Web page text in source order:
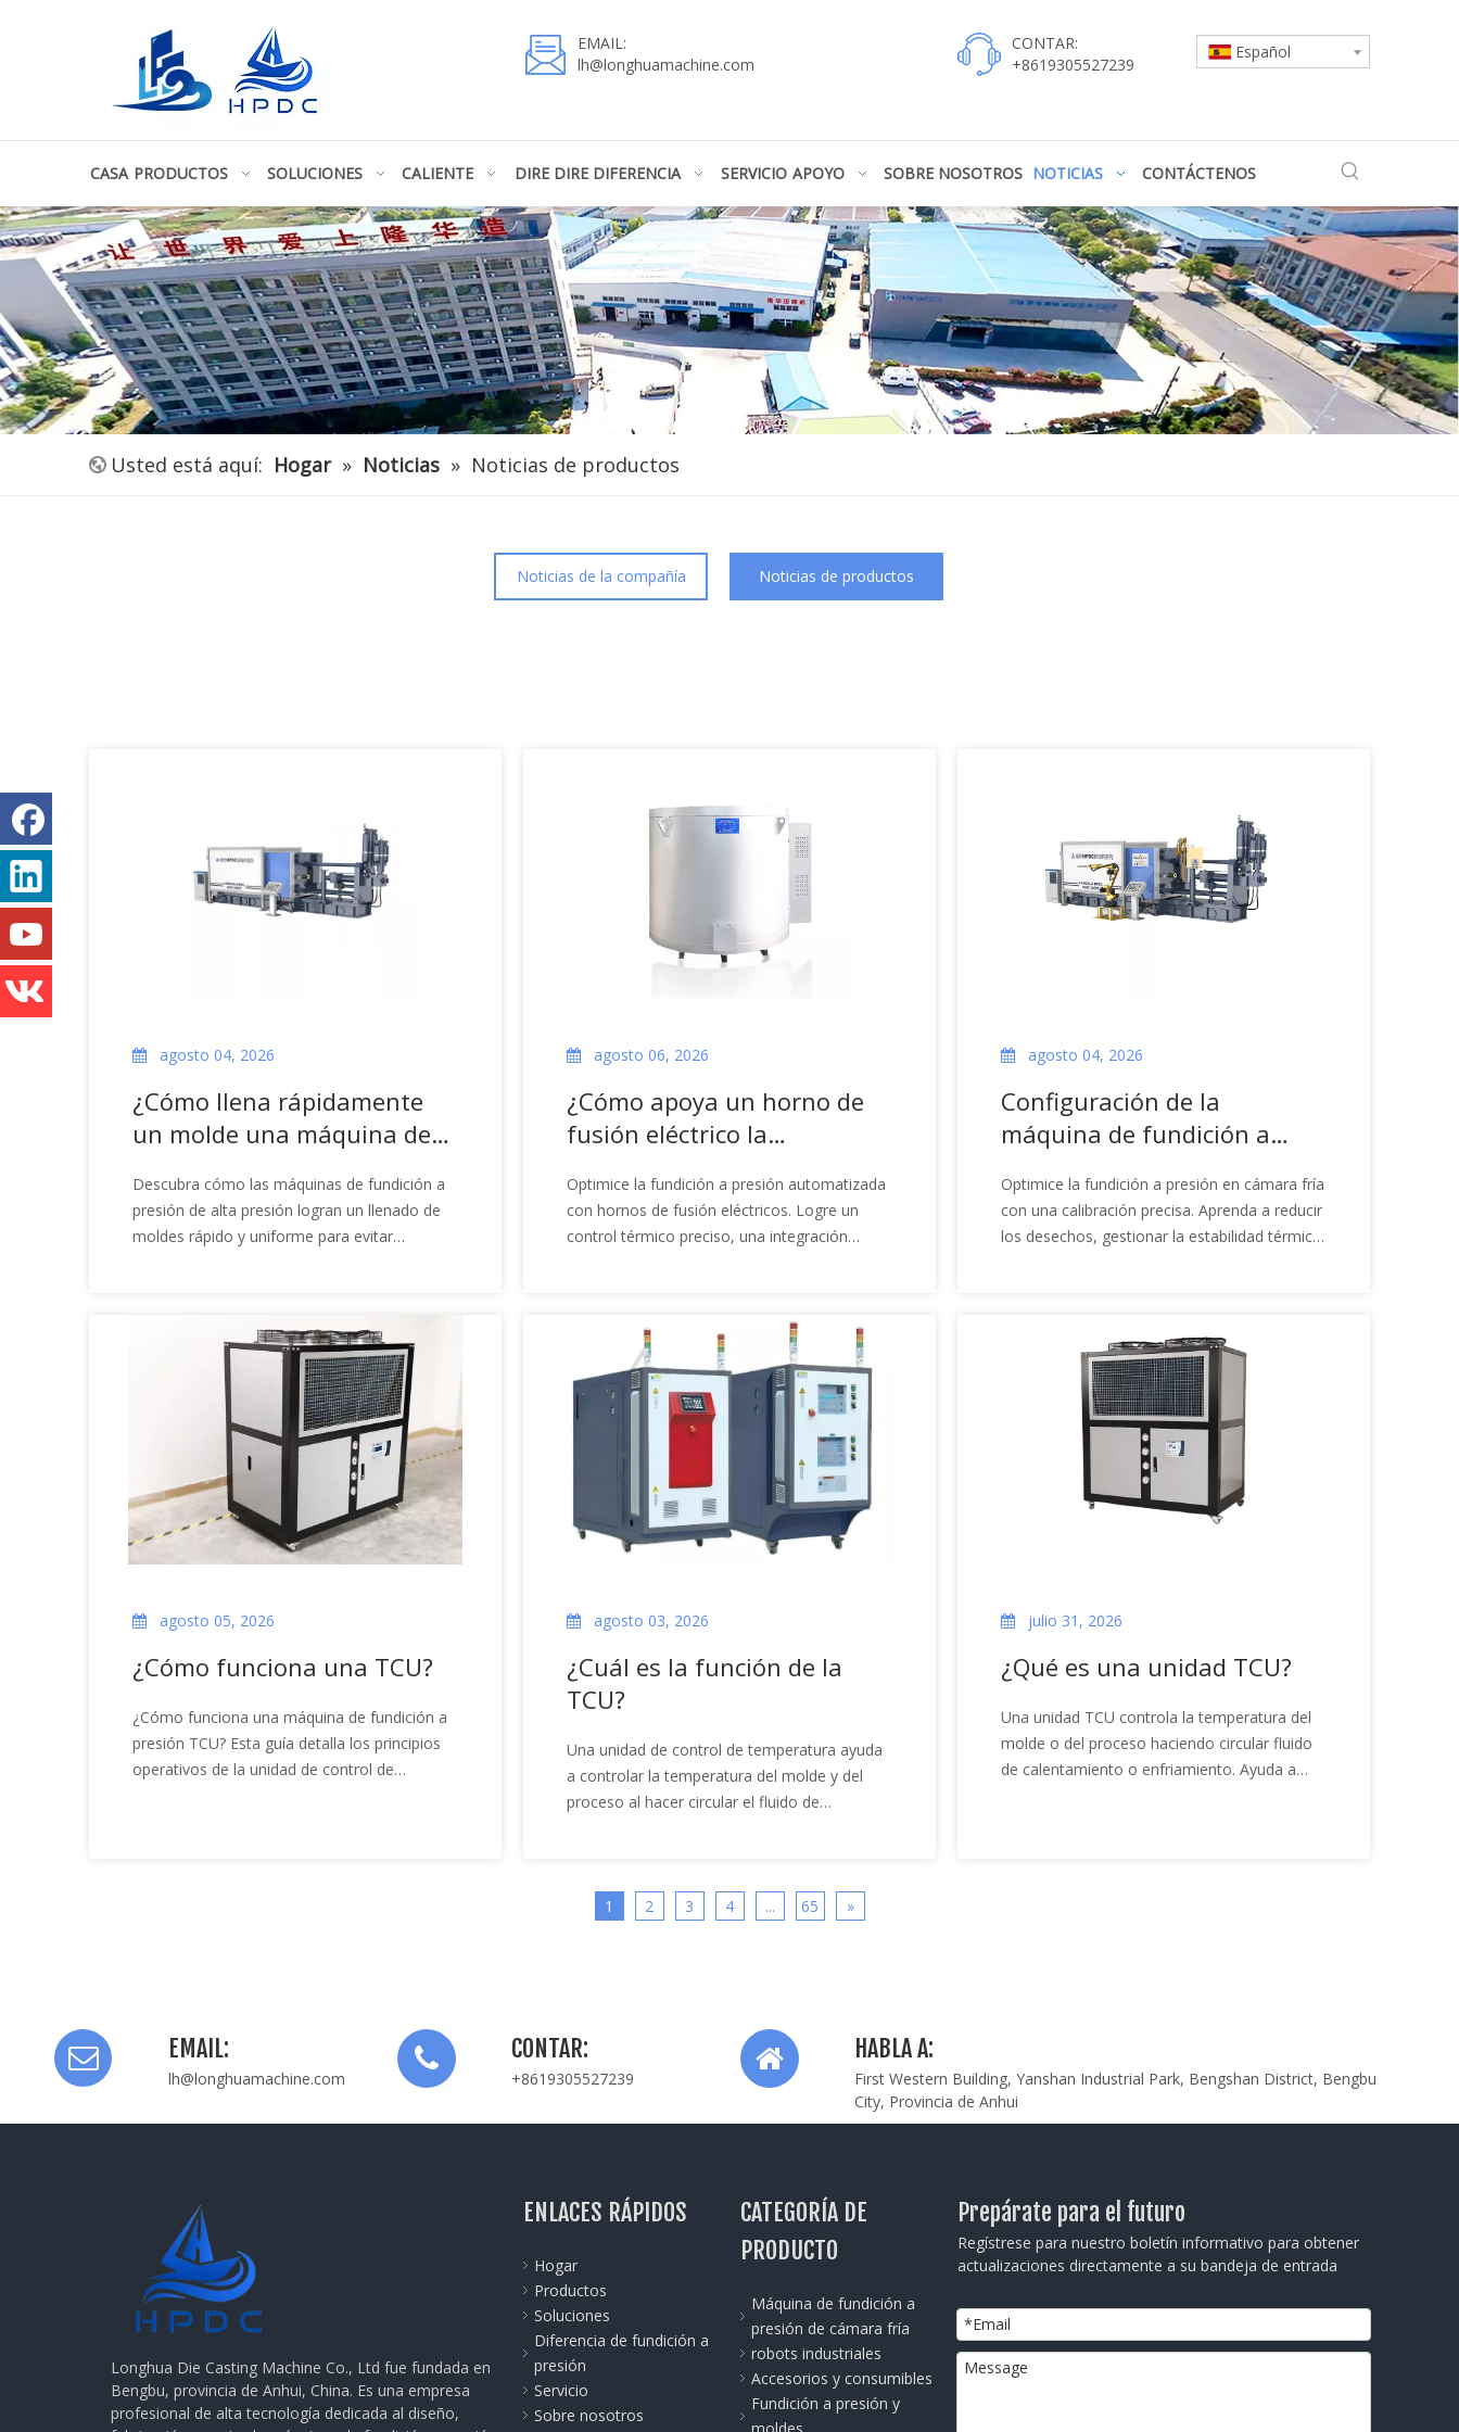
EMAIL:
lh@longhuamachine.com
CONTAR:
+8619305527239
Español
CASA PRODUCTOS SOLUCIONES CALIENTE DIRE DIRE DIFERENCIA SERVICIO APOYO SOBRE NOSOTROS NOTICIAS CONTÁCTENOS
Usted está aquí: Hogar » Noticias » Noticias de productos
Noticias de la compañía Noticias de productos
agosto 04, 2026
¿Cómo llena rápidamente
un molde una máquina de
presión?
Descubra cómo las máquinas de fundición a
presión de alta presión logran un llenado de
moldes rápido y uniforme para evitar
agosto 06, 2026
¿Cómo apoya un horno de
fusión eléctrico la
fundición a presión?
Optimice la fundición a presión automatizada
con hornos de fusión eléctricos. Logre un
control térmico preciso, una integración
agosto 04, 2026
Configuración de la
máquina de fundición a
una producción estable
Optimice la fundición a presión en cámara fría
con una calibración precisa. Aprenda a reducir
los desechos, gestionar la estabilidad térmica
agosto 05, 2026
¿Cómo funciona una TCU?
¿Cómo funciona una máquina de fundición a
presión TCU? Esta guía detalla los principios
operativos de la unidad de control de
agosto 03, 2026
¿Cuál es la función de la
TCU?
Una unidad de control de temperatura ayuda
a controlar la temperatura del molde y del
proceso al hacer circular el fluido de
funcionamiento, las aplicaciones de fundición
julio 31, 2026
¿Qué es una unidad TCU?
Una unidad TCU controla la temperatura del
molde o del proceso haciendo circular fluido
de calentamiento o enfriamiento. Ayuda a
1
2 3 4 ... 65 »
EMAIL:
lh@longhuamachine.com
CONTAR:
+8619305527239
HABLA A:
First Western Building, Yanshan Industrial Park, Bengshan District, Bengbu
City, Provincia de Anhui
Longhua Die Casting Machine Co., Ltd fue fundada en
Bengbu, provincia de Anhui, China. Es una empresa
profesional de alta tecnología dedicada al diseño,
ENLACES RÁPIDOS
Hogar
Productos
Soluciones
Diferencia de fundición a
presión
Servicio
Sobre nosotros
CATEGORÍA DE
PRODUCTO
Máquina de fundición a
presión de cámara fría
robots industriales
Accesorios y consumibles
Fundición a presión y
Prepárate para el futuro
Regístrese para nuestro boletín informativo para obtener
actualizaciones directamente a su bandeja de entrada